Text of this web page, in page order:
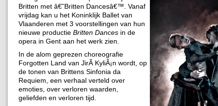
Britten met â€˜Britten Dancesâ€™. Vanaf
vrijdag kan u het Koninklijk Ballet van
Vlaanderen met 3 voorstellingen van hun
nieuwe productie Britten Dances in de
opera in Gent aan het werk zien.
In de alom geprezen choreografie
Forgotten Land van JirÃ­ KyliÃ¡n wordt, op
de tonen van Brittens Sinfonia da
Requiem, een verhaal verteld over
emoties, over verloren waarden,
geliefden en verloren tijd.